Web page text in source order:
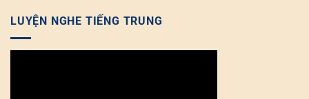
LUYỆN NGHE TIẾNG TRUNG